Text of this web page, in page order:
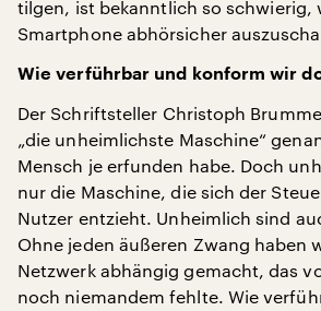
tilgen, ist bekanntlich so schwierig,
Smartphone abhörsicher
Wie verführbar und konform wir
Der Schriftsteller Christoph
„die unheimlichste Maschine“
Mensch je erfunden habe. Doch
nur die Maschine, die sich der
Nutzer entzieht. Unheimlich sind
Ohne jeden äußeren Zwang haben
Netzwerk abhängig gemacht, das
noch niemandem fehlte. Wie